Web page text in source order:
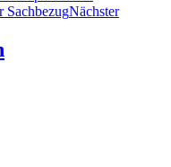
SachbezugNächster